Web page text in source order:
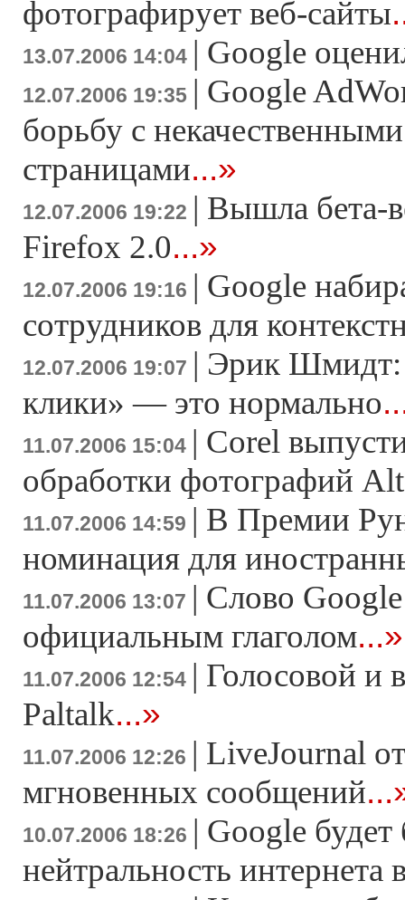
фотографирует веб-сайты
13.07.2006 14:04 | Google
12.07.2006 19:35 | Google
борьбу с
страницами...»
12.07.2006 19:22 | Вышла бета-
Firefox 2.0...»
12.07.2006 19:16 | Google
сотрудников для
12.07.2006 19:07 | Эрик
клики» — это нормально
11.07.2006 15:04 | Corel
обработки фотографий
11.07.2006 14:59 | В Премии
номинация для
11.07.2006 13:07 | Слово Google
официальным глаголом...»
11.07.2006 12:54 | Голосовой и
Paltalk...»
11.07.2006 12:26 | LiveJournal
мгновенных сообщений
10.07.2006 18:26 | Google будет
нейтральность интернета